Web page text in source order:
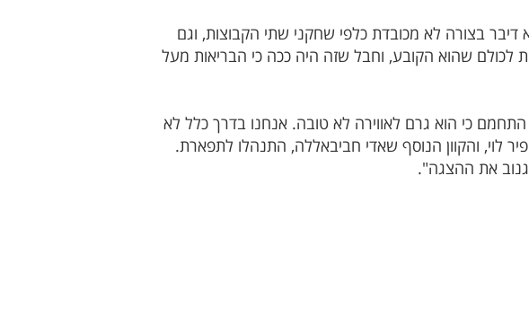
בצורה לא מכובדת כלפי שחקני שתי הקבוצות, וגם
שהוא הקובע, וחבל שזה היה ככה כי הבריאות מעל
כי הוא גרם לאווירה לא טובה. אנחנו בדרך כלל לא
לוי, והקוון הנוסף שאדי חביבאללה, התנהלו לתפארת.
את ההצגה".